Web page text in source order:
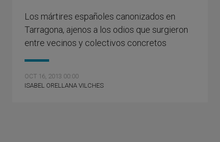
Los mártires españoles canonizados en
Tarragona, ajenos a los odios que surgieron
entre vecinos y colectivos concretos
OCT 16, 2013 00:00
ISABEL ORELLANA VILCHES